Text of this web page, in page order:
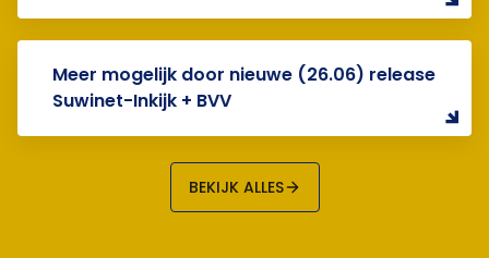
Meer mogelijk door nieuwe (26.06) release
Suwinet-Inkijk + BVV
BEKIJK ALLES